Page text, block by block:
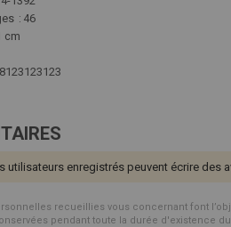
46
cm
utilisateurs enregistrés peuvent écrire des
recueillies vous concernant font
pendant toute la durée d'existence